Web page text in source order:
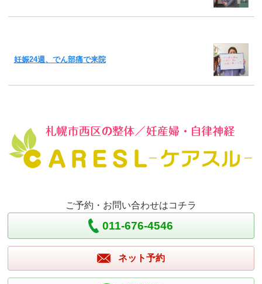
妊娠24週、でん部痛で来院
ご予約・お問い合わせはコチラ
011-676-4546
ネット予約